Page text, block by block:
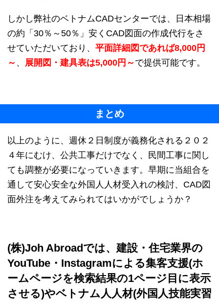
しかし弊社のベトナムCADセンターでは、日本相場
の約「30％～50％」安くCAD図面の作成代行をさ
せていただいており、 平面詳細図であれば8,000円
～ 、 展開図・建具表は5,000円～ で提供可能です。
まとめ
以上のように、週休２日制度が義務化される２０２
４年にむけ、公共工事だけでなく、民間工事に関し
ても調整が必要になっていきます。早期に当組合を
通して安心安全な外国人人材受入れの検討、CAD図
面外注を考えてみられてはいかがでしょうか？
(株)Joh Abroadでは、建設・住宅業界の
YouTube・Instagramによる集客支援(ホ
ームページを検索結果の1ページ目に表示
させる)やベトナム人人材(外国人技能実習